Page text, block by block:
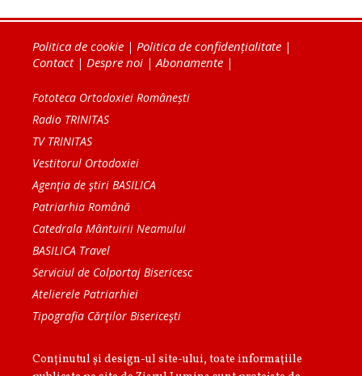
Politica de cookie | Politica de confidențialitate |
Contact| Despre noi | Abonamente |
Fototeca Ortodoxiei Românești
Radio TRINITAS
TV TRINITAS
Vestitorul Ortodoxiei
Agenţia de ştiri BASILICA
Patriarhia Română
Catedrala Mântuirii Neamului
BASILICA Travel
Serviciul de Colportaj Bisericesc
Atelierele Patriarhiei
Tipografia Cărţilor Bisericeşti
Conținutul și design-ul site-ului, toate informaţiile